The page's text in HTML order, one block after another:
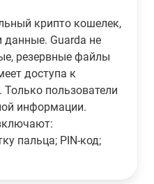
крипто кошелек,
Guarda не
резервные файлы
доступа к
пользователи
информации.
пальца; PIN-код;